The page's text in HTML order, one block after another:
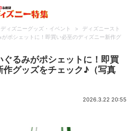
ディズニーグッズ・イベント >
ディズニースト
がポシェットに！即買い必至のディズニー新作グ
ぐるみがポシェットに！即買
作グッズをチェック♪（写真
2026.3.22 20:55